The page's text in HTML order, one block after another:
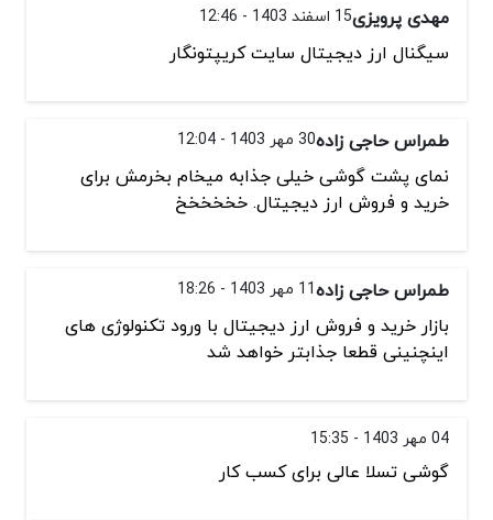
مهدی پرویزی15 اسفند 1403 - 12:46
سیگنال ارز دیجیتال سایت کریپتونگار
طمراس حاجی زاده30 مهر 1403 - 12:04
نمای پشت گوشی خیلی جذابه میخام بخرمش برای
خرید و فروش ارز دیجیتال. خخخخخخ
طمراس حاجی زاده11 مهر 1403 - 18:26
بازار خرید و فروش ارز دیجیتال با ورود تکنولوژی های
اینچنینی قطعا جذابتر خواهد شد
04 مهر 1403 - 15:35
گوشی تسلا عالی برای کسب کار